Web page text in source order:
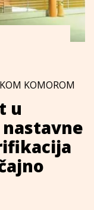
KOMOROM
u